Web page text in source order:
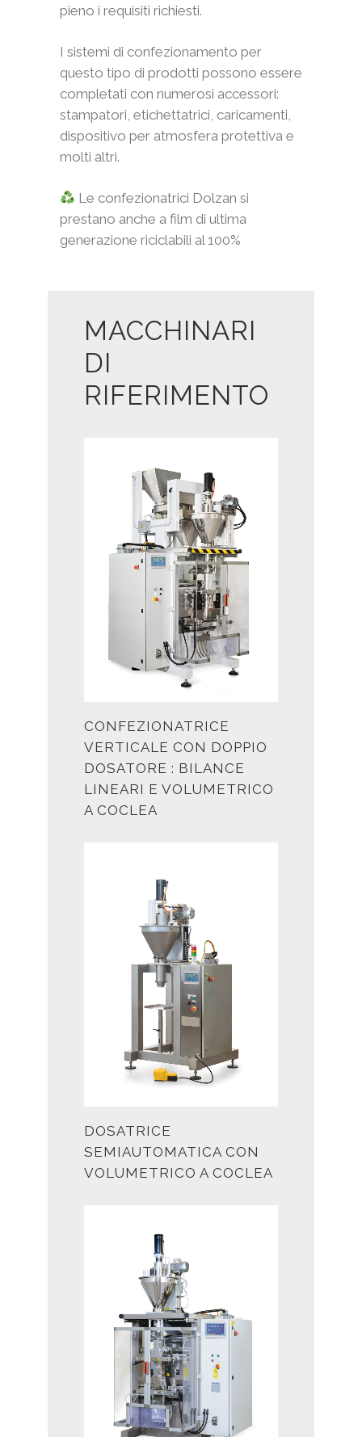
pieno i requisiti richiesti.
I sistemi di confezionamento per
questo tipo di prodotti possono essere
completati con numerosi accessori:
stampatori, etichettatrici, caricamenti,
dispositivo per atmosfera protettiva e
molti altri.
Le confezionatrici Dolzan si
prestano anche a film di ultima
generazione riciclabili al 100%
MACCHINARI
DI
RIFERIMENTO
CONFEZIONATRICE
VERTICALE CON DOPPIO
DOSATORE : BILANCE
LINEARI E VOLUMETRICO
A COCLEA
DOSATRICE
SEMIAUTOMATICA CON
VOLUMETRICO A COCLEA